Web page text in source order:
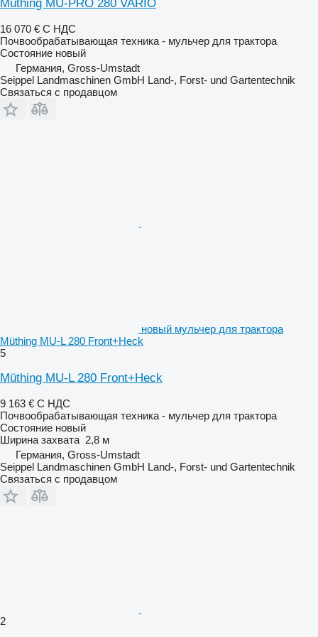
Müthing MU-PRO 280 VARIO
16 070 € С НДС
Почвообрабатывающая техника - мульчер для трактора
Состояние новый
Германия, Gross-Umstadt
Seippel Landmaschinen GmbH Land-, Forst- und Gartentechnik
Связаться с продавцом
новый мульчер для трактора
Müthing MU-L 280 Front+Heck
5
Müthing MU-L 280 Front+Heck
9 163 € С НДС
Почвообрабатывающая техника - мульчер для трактора
Состояние новый
Ширина захвата 2,8 м
Германия, Gross-Umstadt
Seippel Landmaschinen GmbH Land-, Forst- und Gartentechnik
Связаться с продавцом
2